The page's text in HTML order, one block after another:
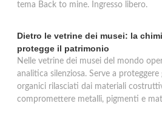
tema Back to mine. Ingresso libero.
Dietro le vetrine dei musei: la
protegge il patrimonio
Nelle vetrine dei musei del mondo
analitica silenziosa. Serve a
organici rilasciati dai materiali
compromettere metalli, pigmenti e